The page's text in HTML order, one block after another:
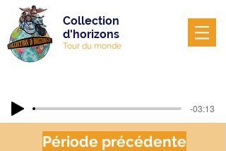
Collection
d'horizons
Tour du monde
-03:13
Période précédente